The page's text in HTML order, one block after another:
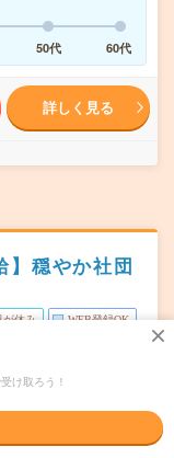
50代 60代
詳しく見る
】穏やか社団
が休み WEB登録OK
け取ろう！